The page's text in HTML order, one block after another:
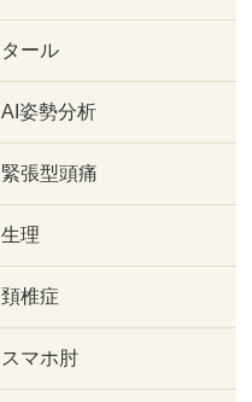
タール
AI姿勢分析
緊張型頭痛
生理
頚椎症
スマホ肘